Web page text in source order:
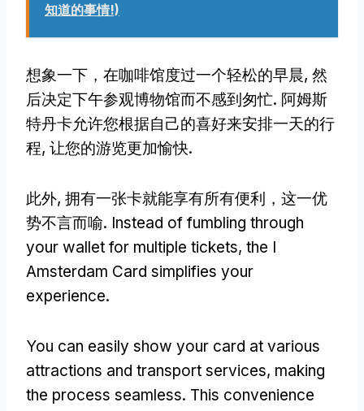
知道的事情!)
想象一下，在咖啡馆度过一个轻松的早晨, 然
后决定下午参观博物馆而不感到匆忙. 阿姆斯
特丹卡允许您根据自己的喜好来安排一天的行
程, 让您的游览更加愉快.
此外, 拥有一张卡就能享有所有便利，这一优
势不言而喻. Instead of fumbling through
your wallet for multiple tickets, the I
Amsterdam Card simplifies your
experience.
You can easily show your card at various
attractions and transport services, making
the process seamless. This convenience